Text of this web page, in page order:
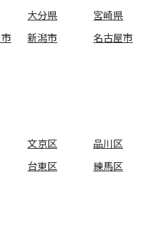
大分県 宮崎県
新潟市 名古屋市
文京区 品川区
台東区 練馬区